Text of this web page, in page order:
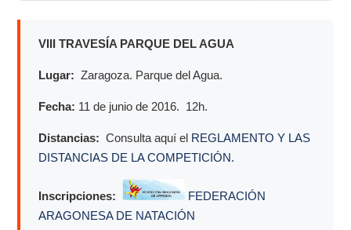
VIII TRAVESÍA PARQUE DEL AGUA
Lugar: Zaragoza. Parque del Agua.
Fecha: 11 de junio de 2016. 12h.
Distancias: Consulta aquí el REGLAMENTO Y LAS
DISTANCIAS DE LA COMPETICIÓN.
Inscripciones:
FEDERACIÓN
ARAGONESA DE NATACIÓN